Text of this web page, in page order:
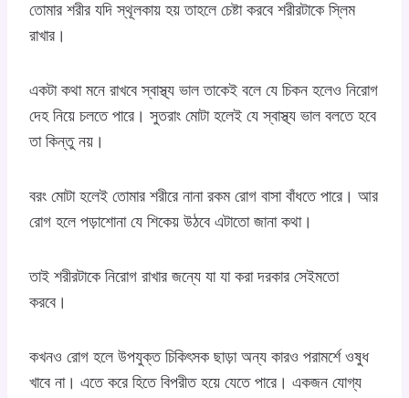
তোমার শরীর যদি স্থূলকায় হয় তাহলে চেষ্টা করবে শরীরটাকে স্লিম
রাখার।
একটা কথা মনে রাখবে স্বাস্থ্য ভাল তাকেই বলে যে চিকন হলেও নিরোগ
দেহ নিয়ে চলতে পারে। সুতরাং মোটা হলেই যে স্বাস্থ্য ভাল বলতে হবে
তা কিন্তু নয়।
বরং মোটা হলেই তোমার শরীরে নানা রকম রোগ বাসা বাঁধতে পারে। আর
রোগ হলে পড়াশোনা যে শিকেয় উঠবে এটাতো জানা কথা।
তাই শরীরটাকে নিরোগ রাখার জন্যে যা যা করা দরকার সেইমতো
করবে।
কখনও রোগ হলে উপযুক্ত চিকিৎসক ছাড়া অন্য কারও পরামর্শে ওষুধ
খাবে না। এতে করে হিতে বিপরীত হয়ে যেতে পারে। একজন যোগ্য